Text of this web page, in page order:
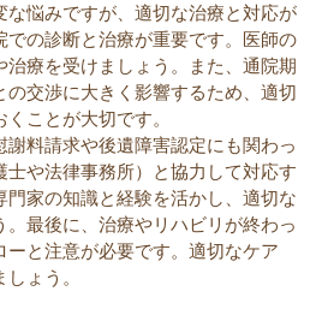
な悩みですが、適切な治療と対応が
での診断と治療が重要です。医師の
療を受けましょう。また、通院期
の交渉に大きく影響するため、適切
ことが大切です。
料請求や後遺障害認定にも関わっ
や法律事務所）と協力して対応す
門家の知識と経験を活かし、適切な
最後に、治療やリハビリが終わっ
ーと注意が必要です。適切なケア
ょう。